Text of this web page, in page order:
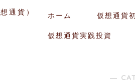
通貨）
ホーム 仮想通貨
仮想通貨実践投資
―